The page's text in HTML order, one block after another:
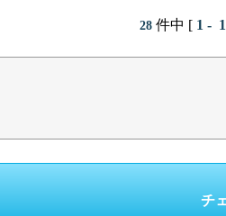
28件中 [ 1 -